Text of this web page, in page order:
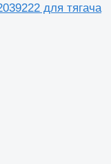
для тягача